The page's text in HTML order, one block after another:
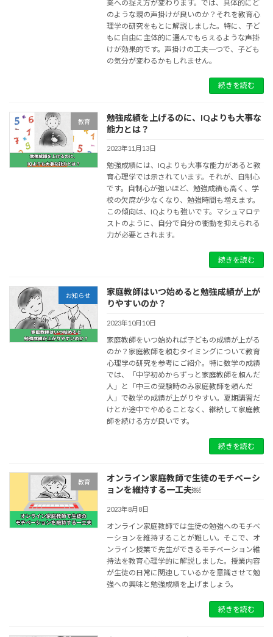
業への捉え方が変わります。では、具体的にど
のような親の声掛けが良いのか？それを教育心
理学の研究をもとに解説しました。特に、子ど
もに自由に主体的に選んでもらえるような声掛
けが効果的です。声掛けの工夫一つで、子ども
の気分が変わるかもしれません。
続きを読む
教育
勉強成績を上げるのに、IQよりも大事な
能力とは？
2023年11月13日
勉強成績には、IQよりも大事な能力があると教
育心理学では示されています。それが、自制心
です。自制心が強いほど、勉強成績も高く、学
校の欠席が少なくなり、勉強時間も増えます。
この傾向は、IQよりも強いです。マシュマロテ
ストのように、自分で自分の衝動を抑えられる
力が必要とされます。
続きを読む
お知らせ
家庭教師はいつ始めると勉強成績が上が
りやすいのか？
2023年10月10日
家庭教師をいつ始めれば子どもの成績が上がる
のか？家庭教師を頼むタイミングについて教育
心理学の研究を参考にご紹介。特に数学の成績
では、「中学初めからずっと家庭教師を頼んだ
人」と「中三の受験時のみ家庭教師を頼んだ
人」で数学の成績が上がりやすい。夏期講習だ
けとか途中でやめることなく、継続して家庭教
師を続ける方が良いです。
続きを読む
教育
オンライン家庭教師で生徒のモチベーシ
ョンを維持する一工夫￼
2023年8月8日
オンライン家庭教師では生徒の勉強へのモチベ
ーションを維持することが難しい。そこで、オ
ンライン授業で先生ができるモチベーション維
持法を教育心理学的に解説しました。授業内容
が生徒の日常に関連しているかを意識させて勉
強への興味と勉強成績を上げましょう。
続きを読む